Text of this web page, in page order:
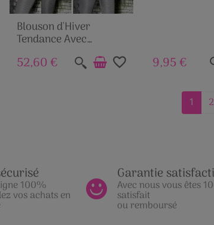
Blouson d'Hiver
Tendance Avec
52,60 € favorite_border 9,95 €
1 2
100%
vos achats en
Garantie
Avec nous vous êtes
satisfait
ou remboursé